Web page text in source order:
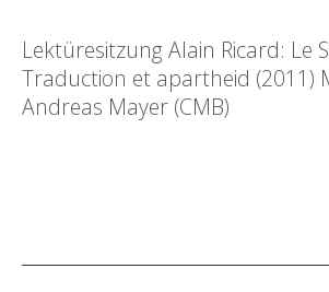
Lektüresitzung Alain Ricard: Le
Traduction et apartheid (2011)
Andreas Mayer (CMB)